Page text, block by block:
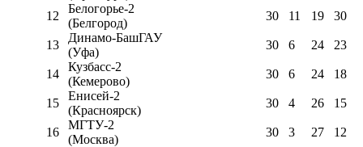
12
Белогорье-2
(Белгород)
30 11 19 30
13
Динамо-БашГАУ
(Уфа)
30 6 24 23
14
Кузбасс-2
(Кемерово)
30 6 24 18
15
Енисей-2
(Красноярск)
30 4 26 15
16
МГТУ-2
(Москва)
30 3 27 12